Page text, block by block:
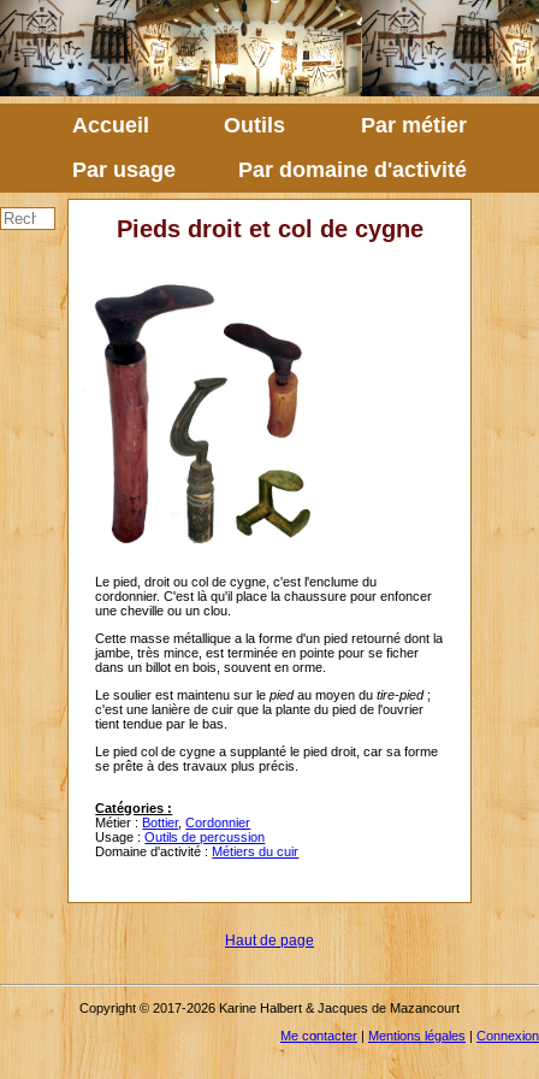
Accueil Outils
Par métier
Par usage
Par domaine d'activité
Pieds droit et col de cygne
Le pied, droit ou col de cygne, c'est l'enclume du
cordonnier. C'est là qu'il place la chaussure pour enfoncer
une cheville ou un clou.
Cette masse métallique a la forme d'un pied retourné dont la
jambe, très mince, est terminée en pointe pour se ficher
dans un billot en bois, souvent en orme.
Le soulier est maintenu sur lepiedau moyen dutire-pied;
c'est une lanière de cuir que la plante du pied de l'ouvrier
tient tendue par le bas.
Le pied col de cygne a supplanté le pied droit, car sa forme
se prête à des travaux plus précis.
Catégories :
Métier :Bottier,Cordonnier
Usage :Outils de percussion
Domaine d'activité :Métiers du cuir
Haut de page
Copyright © 2017-2026 Karine Halbert & Jacques de Mazancourt
Me contacter | Mentions légales |Connexion